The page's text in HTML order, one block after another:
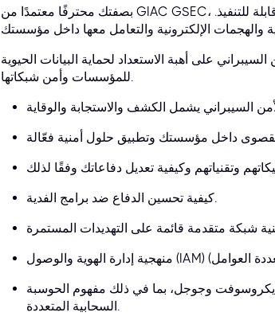
بصفتك محترفًا معتمدًا من GIAC GSEC، ستتعلم أساليب عملية لاكتشاف الهجمات ومنعها باستخدام تقنيات قابلة للتنفيذ.
على أهبة الاستعداد لحماية البيانات الحيوية
للمؤسسات وأمن شبكاتها.
كيفية تحسين الدفاع ضد برامج الفدية.
وجوجل، بما في ذلك مفهوم الحوسبة
السحابية المتعددة.